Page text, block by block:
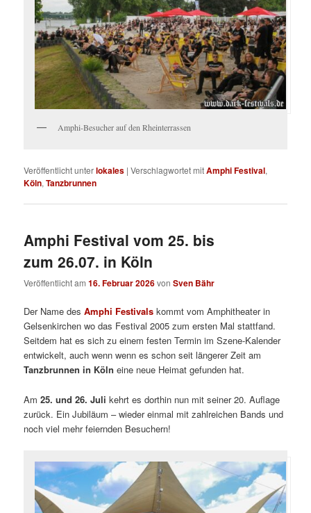
Amphi-Besucher auf den Rheinterrassen
Veröffentlicht unterlokales |Verschlagwortet mitAmphi Festival,
Köln,Tanzbrunnen
Amphi Festival vom 25. bis
zum 26.07. in Köln
Veröffentlicht am16. Februar 2026vonSven Bähr
Der Name desAmphi Festivals kommt vom Amphitheater in
Gelsenkirchen wo das Festival 2005 zum ersten Mal stattfand.
Seitdem hat es sich zu einem festen Termin im Szene-Kalender
entwickelt, auch wenn wenn es schon seit längerer Zeit am
Tanzbrunnen in Köln eine neue Heimat gefunden hat.
Am25. und 26. Juli kehrt es dorthin nun mit seiner 20. Auflage
zurück. Ein Jubiläum – wieder einmal mit zahlreichen Bands und
noch viel mehr feiernden Besuchern!